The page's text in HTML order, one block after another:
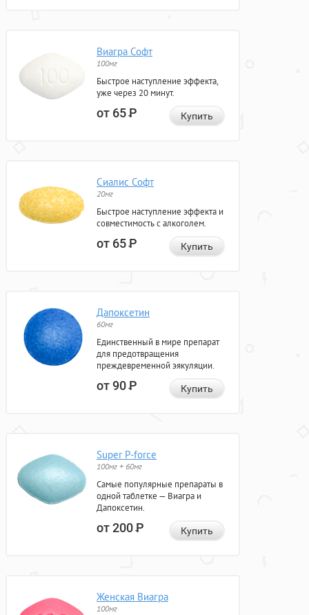
Виагра Софт
100мг
Быстрое наступление эффекта,
уже через 20 минут.
от 65Р Купить
Сиалис Софт
20мг
Быстрое наступление эффекта и
совместимость с алкоголем.
от 65Р Купить
Дапоксетин
60мг
Единственный в мире препарат
для предотвращения
преждевременной эякуляции.
от 90Р Купить
Super P-force
100мг + 60мг
Самые популярные препараты в
одной таблетке — Виагра и
Дапоксетин.
от 200Р Купить
Женская Виагра
100мг